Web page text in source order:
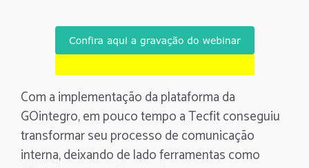
Com a implementação da plataforma da
GOintegro, em pouco tempo a Tecfit conseguiu
transformar seu processo de comunicação
interna, deixando de lado ferramentas como